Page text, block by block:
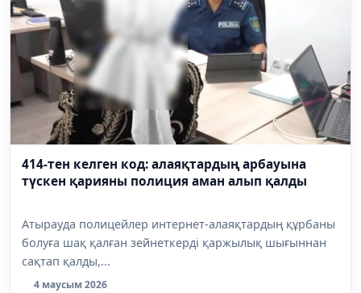
414-тен келген код: алаяқтардың арбауына
түскен қарияны полиция аман алып қалды
Атырауда полицейлер интернет-алаяқтардың құрбаны
болуға шақ қалған зейнеткерді қаржылық шығыннан
сақтап қалды,...
4 маусым 2026